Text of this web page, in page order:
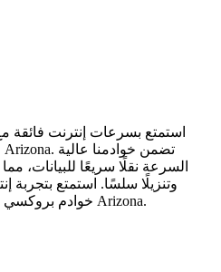
استمتع بسرعات إنترنت فائقة
السرعة نقلًا سريعًا للبيانات،
وتنزيلًا سلسًا. استمتع بتجربة
خوادم بروكسي متطورة مصممة خصيصًا لولاية Arizona.